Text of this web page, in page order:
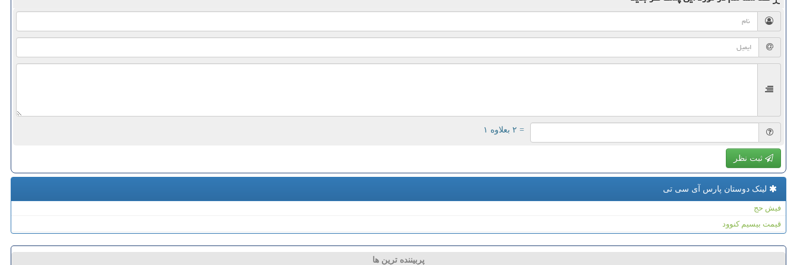
= ۲ بعلاوه ۱
ثبت نظر
لینک دوستان پارس آی سی تی
فیش حج
قیمت بیسیم کنوود
پربیننده ترین ها